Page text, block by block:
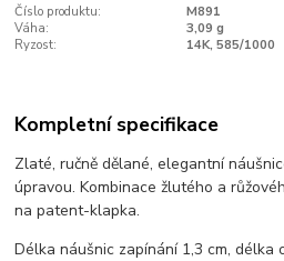
Číslo produktu:
M891
Váha:
3,09 g
Ryzost:
14K, 585/1000
Kompletní specifikace
Zlaté, ručně dělané, elegantní
úpravou. Kombinace žlutého a
na patent-klapka.
Délka náušnic zapínání 1,3 cm, délka